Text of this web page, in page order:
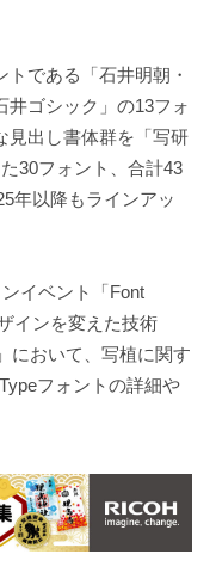
である「石井明朝・
井ゴシック」の13フォ
見出し書体群を「写研
30フォント、合計43
年以降もラインアッ
イベント「Font
インを変えた技術
において、写植に関す
フォントの詳細や